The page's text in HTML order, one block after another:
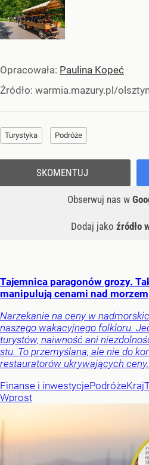
Opracowała: Paulina Kopeć
Źródło: warmia.mazury.pl/
Turystyka Podróże
Obserwuj nas w
Dodaj jako źródło
SKOMENTUJ
Tajemnica paragonów grozy.
manipulują cenami nad morzem
Narzekanie na ceny w
naszego wakacyjnego folkloru.
turystów, naiwność ani
stu. To przemyślana, ale nie do
restauratorów ukrywających ceny.
Finanse i inwestycjePodróżeKraj
Wprost